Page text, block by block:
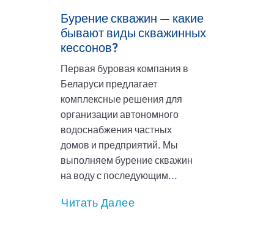
Бурение скважин — какие
бывают виды скважинных
кессонов?
Первая буровая компания в
Беларуси предлагает
комплексные решения для
организации автономного
водоснабжения частных
домов и предприятий. Мы
выполняем бурение скважин
на воду с последующим...
Читать Далее